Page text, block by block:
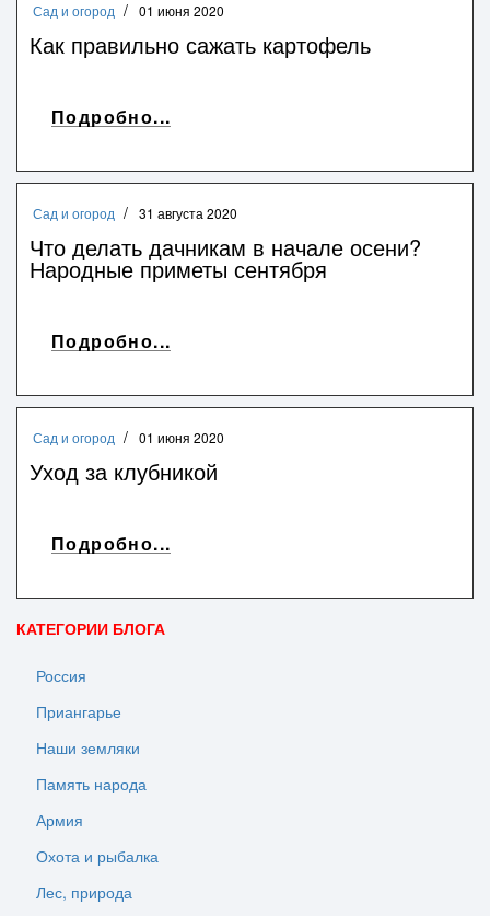
Сад и огород 01 июня 2020
Как правильно сажать картофель
Подробно...
Сад и огород 31 августа 2020
Что делать дачникам в начале осени?
Народные приметы сентября
Подробно...
Сад и огород 01 июня 2020
Уход за клубникой
Подробно...
КАТЕГОРИИ БЛОГА
Россия
Приангарье
Наши земляки
Память народа
Армия
Охота и рыбалка
Лес, природа